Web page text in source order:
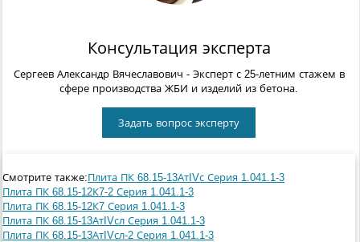
Консультация эксперта
Сергеев Александр Вячеславович - Эксперт с 25-летним стажем в
сфере производства ЖБИ и изделий из бетона.
Задать вопрос эксперту
Смотрите также:Плита ПК 68.15-13АтIVс Серия 1.041.1-3
Плита ПК 68.15-12К7-2 Серия 1.041.1-3
Плита ПК 68.15-12К7 Серия 1.041.1-3
Плита ПК 68.15-13АтIVсл Серия 1.041.1-3
Плита ПК 68.15-13АтIVсл-2 Серия 1.041.1-3